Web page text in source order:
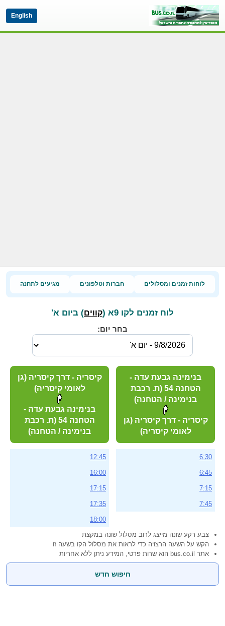
English
לוחות זמנים ומסלולים חברות וטלפונים מגיעים לתחנה
לוח זמנים לקו 9א ( קווים) ביום א'
בחר יום:
בנימינה גבעת עדה -
הטחנה 54 (ת. רכבת
בנימינה / הטחנה)
קיסריה - דרך קיסריה (גן
לאומי קיסריה)
6:30
6:45
7:15
7:45
קיסריה - דרך קיסריה (גן
לאומי קיסריה)
בנימינה גבעת עדה -
הטחנה 54 (ת. רכבת
בנימינה / הטחנה)
12:45
16:00
17:15
17:35
18:00
צבע רקע שונה מייצג לרוב מסלול שונה במקצת
הקש על השעה הרצויה כדי לראות את מסלול הקו בשעה זו
אתר bus.co.il הוא שרות פרטי, המידע ניתן ללא אחריות
חיפוש חדש